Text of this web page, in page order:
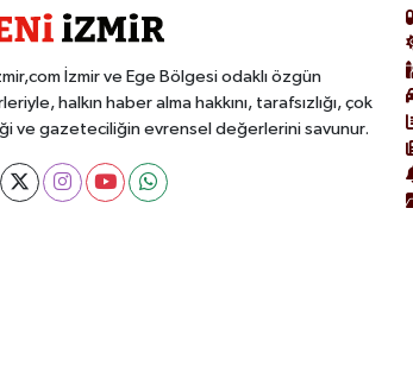
İzmir ve Ege Bölgesi odaklı özgün
halkın haber alma hakkını, tarafsızlığı, çok
ve gazeteciliğin evrensel değerlerini savunur.